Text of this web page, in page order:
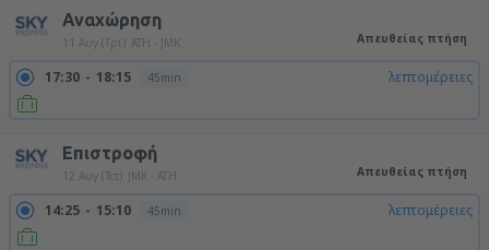
Αναχώρηση
11 Αυγ (Τρί) ATH - JMK Απευθείας πτήση
17:30 18:15 45min λεπτομέρειες
Επιστροφή
12 Αυγ (Τετ) JMK - ATH Απευθείας πτήση
14:25 15:10 45min λεπτομέρειες